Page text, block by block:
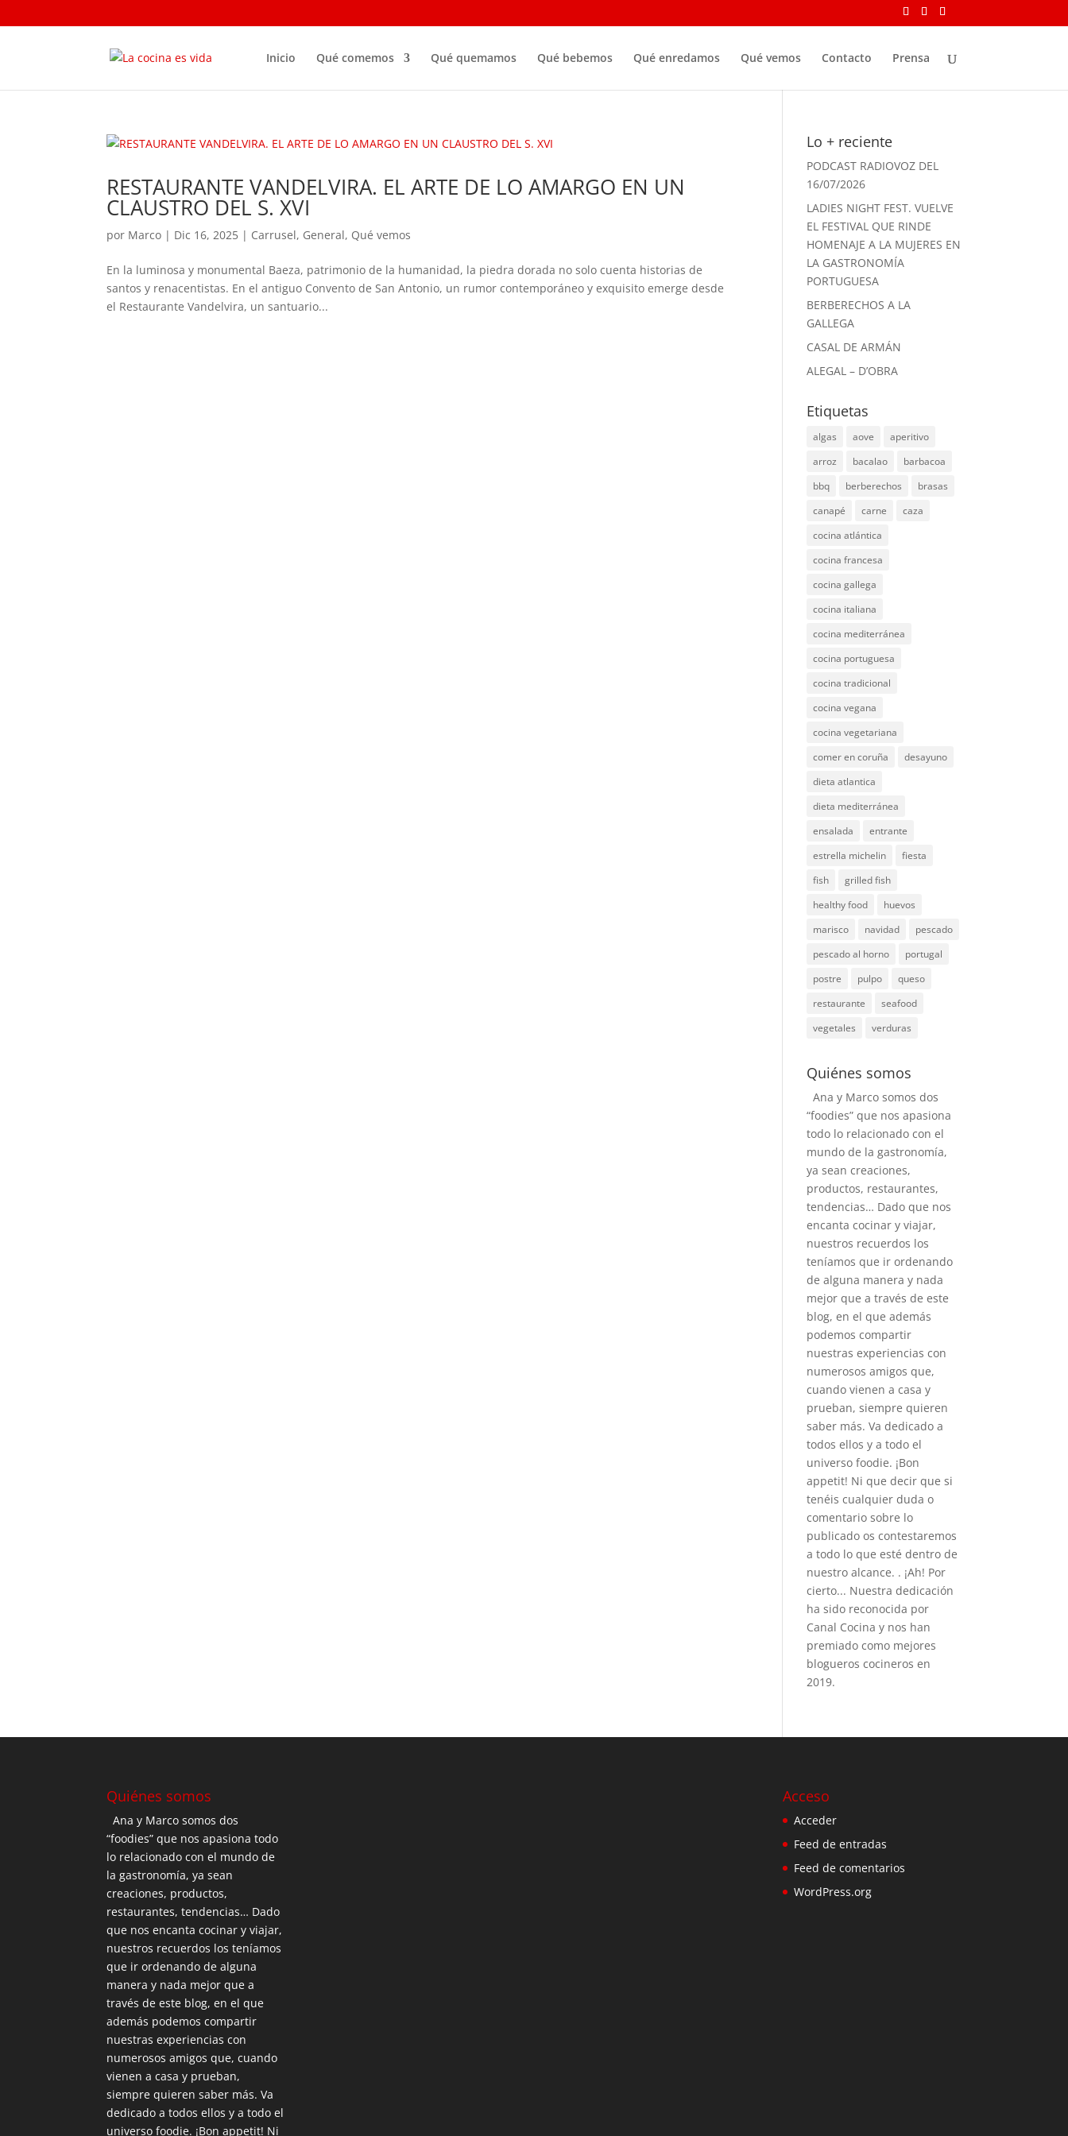
Inicio Qué comemos Qué quemamos Qué bebemos Qué enredamos Qué vemos Contacto Prensa
RESTAURANTE VANDELVIRA. EL ARTE DE LO AMARGO EN UN
CLAUSTRO DEL S. XVI
por Marco | Dic 16, 2025 | Carrusel, General, Qué vemos
En la luminosa y monumental Baeza, patrimonio de la humanidad, la piedra dorada no solo cuenta historias de
santos y renacentistas. En el antiguo Convento de San Antonio, un rumor contemporáneo y exquisito emerge desde
el Restaurante Vandelvira, un santuario...
Lo + reciente
PODCAST RADIOVOZ DEL
16/07/2026
LADIES NIGHT FEST. VUELVE
EL FESTIVAL QUE RINDE
HOMENAJE A LA MUJERES EN
LA GASTRONOMÍA
PORTUGUESA
BERBERECHOS A LA
GALLEGA
CASAL DE ARMÁN
ALEGAL – D’OBRA
Etiquetas
algas aove
aperitivo
arroz
bacalao
barbacoa
bbq
berberechos
brasas
canapé
carne
caza
cocina atlántica
cocina francesa
cocina gallega
cocina italiana
cocina mediterránea
cocina portuguesa
cocina tradicional
cocina vegana
cocina vegetariana
comer en coruña
desayuno
dieta atlantica
dieta mediterránea
ensalada
entrante
estrella michelin
fiesta
fish
grilled fish
healthy food
huevos
marisco
navidad
pescado
pescado al horno
portugal
postre
pulpo
queso
restaurante
seafood
vegetales
verduras
Quiénes somos
Ana y Marco somos dos
“foodies” que nos apasiona
todo lo relacionado con el
mundo de la gastronomía,
ya sean creaciones,
productos, restaurantes,
tendencias… Dado que nos
encanta cocinar y viajar,
nuestros recuerdos los
teníamos que ir ordenando
de alguna manera y nada
mejor que a través de este
blog, en el que además
podemos compartir
nuestras experiencias con
numerosos amigos que,
cuando vienen a casa y
prueban, siempre quieren
saber más. Va dedicado a
todos ellos y a todo el
universo foodie. ¡Bon
appetit! Ni que decir que si
tenéis cualquier duda o
comentario sobre lo
publicado os contestaremos
a todo lo que esté dentro de
nuestro alcance. . ¡Ah! Por
cierto... Nuestra dedicación
ha sido reconocida por
Canal Cocina y nos han
premiado como mejores
blogueros cocineros en
2019.
Quiénes somos
Ana y Marco somos dos
“foodies” que nos apasiona todo
lo relacionado con el mundo de
la gastronomía, ya sean
creaciones, productos,
restaurantes, tendencias… Dado
que nos encanta cocinar y viajar,
nuestros recuerdos los teníamos
que ir ordenando de alguna
manera y nada mejor que a
través de este blog, en el que
además podemos compartir
nuestras experiencias con
numerosos amigos que, cuando
vienen a casa y prueban,
siempre quieren saber más. Va
dedicado a todos ellos y a todo el
universo foodie. ¡Bon appetit! Ni
Acceso
Acceder
Feed de entradas
Feed de comentarios
WordPress.org